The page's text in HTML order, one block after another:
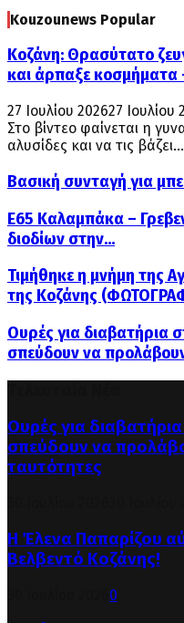
Kouzounews Popular
Κοζάνη: Θρασύτατο
και άρπαξε κοσμήματα
27 Ιουλίου 202627 Ιουλίου
Στο βίντεο φαίνεται η
αλυσίδες και να τις βάζει...
Βασική συνταγή για
Ε65 Καλαμπάκα –
διοδίων στην...
Τιμήθηκε η μνήμη της
της Κοζάνης
Ουρές για διαβατήρια
σπεύδουν να
Ουρές για
σπεύδουν να
ταυτότητες
Η Έλενα Παπαρίζου
Βελβεντό Κοζάνης!
0